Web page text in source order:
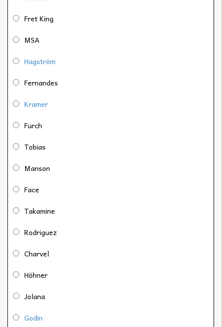
Fret King
MSA
Hagström
Fernandes
Kramer
Furch
Tobias
Manson
Face
Takamine
Rodriguez
Charvel
Höhner
Jolana
Godin